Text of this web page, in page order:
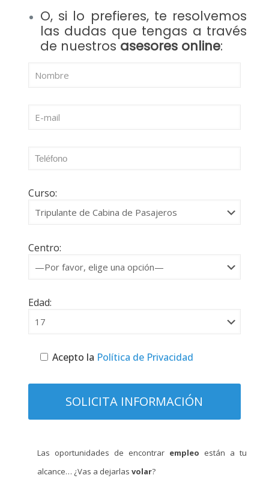
O, si lo prefieres, te resolvemos
las dudas que tengas a través
de nuestros asesores online:
Curso:
Centro:
Edad:
Acepto la Política de Privacidad
Las oportunidades de encontrar empleo están a tu
alcance… ¿Vas a dejarlas volar?